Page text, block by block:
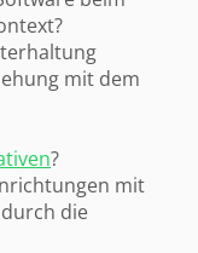
mit dem
?
mit
die